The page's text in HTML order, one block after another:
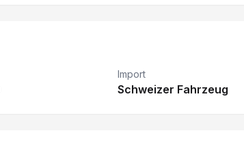
Import
Schweizer Fahrzeug